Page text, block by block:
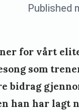
Posted
Published
for vårt
som
bidrag
han har lagt